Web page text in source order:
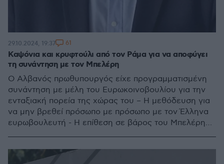
Καψόνια και κρυφτούλι από τον Ράμα για να αποφύγει
τη συνάντηση με τον Μπελέρη
Ο Αλβανός πρωθυπουργός είχε προγραμματισμένη
συνάντηση με μέλη του Ευρωκοινοβουλίου για την
ενταξιακή πορεία της χώρας του – Η μεθόδευση για
να μην βρεθεί πρόσωπο με πρόσωπο με τον Έλληνα
ευρωβουλευτή - Η επίθεση σε βάρος του Μπελέρη
29.10.2024, 19:37 61